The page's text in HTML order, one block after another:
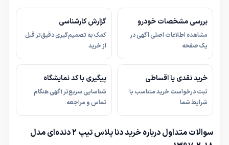
بررسی مشخصات خودرو
مشاهده اطلاعات اصلی آگهی در
یک صفحه
گزارش کارشناسی
کمک به تصمیم‌گیری دقیق‌تر قبل
از خرید
خرید نقدی یا اقساطی
ثبت درخواست خرید متناسب با
شرایط شما
پیگیری با کد نمایشگاه
شناسایی سریع‌تر آگهی هنگام
تماس و مراجعه
سوالات متداول درباره خرید دنا پلاس تیپ ۲ دنده‌ای مدل